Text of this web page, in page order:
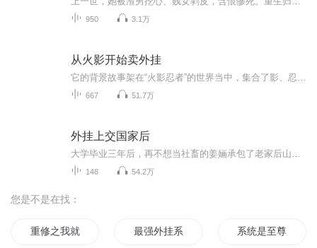
950 3.1万
从火影开始卖外挂
667 51.7万
外挂上交国家后
148 54.2万
您是不是在找：
重修之我就是修仙外挂 最强外挂系统 系统是至尊外挂